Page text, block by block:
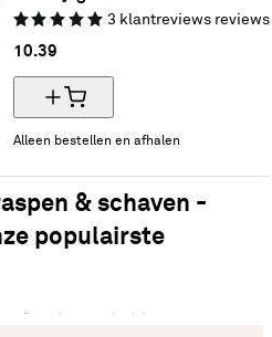
3 klantreviews reviews
10.39
Alleen bestellen en afhalen
& schaven -
populairste